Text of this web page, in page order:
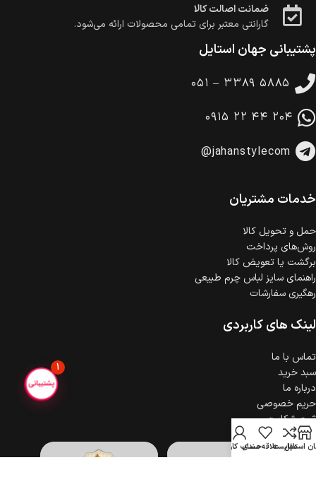
ضمانت اصالت کالا
گارانتی معتبر برای تمامی محصولات ارائه می‌شود.
پشتیبانی جهان استایل
۰۵۱ – ۳۳۸۹ ۵۸۸۵
۰۹۱۵ ۲۲ ۴۴ ۲۰۴
@jahanstylecom
خدمات مشتریان
حمل‌ و تحویل کالا
روش‌های پرداخت
برگشت یا تعویض کالا
راهنمای سایز لباس چرم طبیعی
رهگیری سفارشات
لینک های کاربردی
تماس با ما
سبد خرید
درباره ما
حریم خصوصی
ثبت شکایت
استایلمقایسهعلاقه مندی
حساب کاربری
1